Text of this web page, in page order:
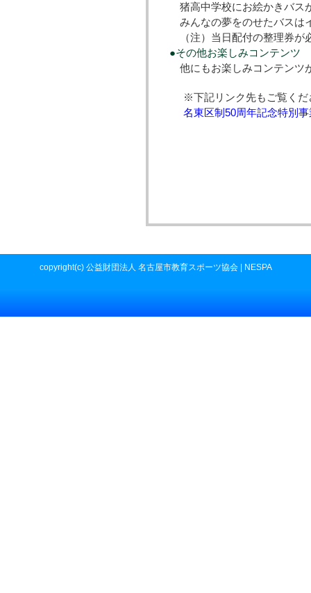
猪高中学校にお絵かきバス
みんなの夢をのせたバスは
（注）当日配付の整理券が必
●その他お楽しみコンテンツ
他にもお楽しみコンテンツが
※下記リンク先もご覧くだ
名東区制50周年記念特別
copyright(c) 公益財団法人 名古屋市教育スポーツ協会 | NESPA